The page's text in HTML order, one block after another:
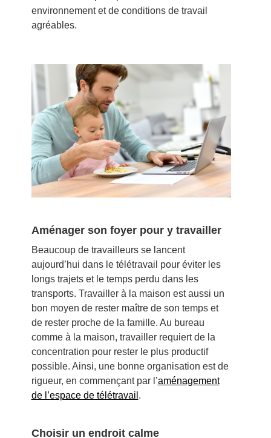
environnement et de conditions de travail
agréables.
Aménager son foyer pour y travailler
Beaucoup de travailleurs se lancent
aujourd’hui dans le télétravail pour éviter les
longs trajets et le temps perdu dans les
transports. Travailler à la maison est aussi un
bon moyen de rester maître de son temps et
de rester proche de la famille. Au bureau
comme à la maison, travailler requiert de la
concentration pour rester le plus productif
possible. Ainsi, une bonne organisation est de
rigueur, en commençant par l’aménagement
de l’espace de télétravail .
Choisir un endroit calme